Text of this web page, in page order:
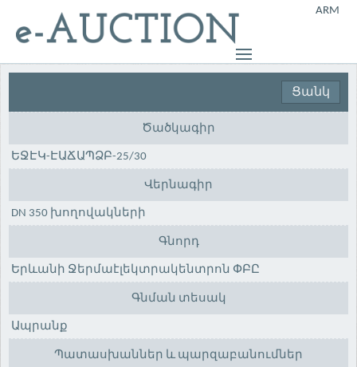
ARM
Ցանկ
Ծածկագիր
ԵՋԷԿ-ԷԱՃԱՊՁԲ-25/30
Վերնագիր
DN 350 խողովակների
Գնորդ
Երևանի Ջերմաէլեկտրակենտրոն ՓԲԸ
Գնման տեսակ
Ապրանք
Պատասխաններ և պարզաբանումներ